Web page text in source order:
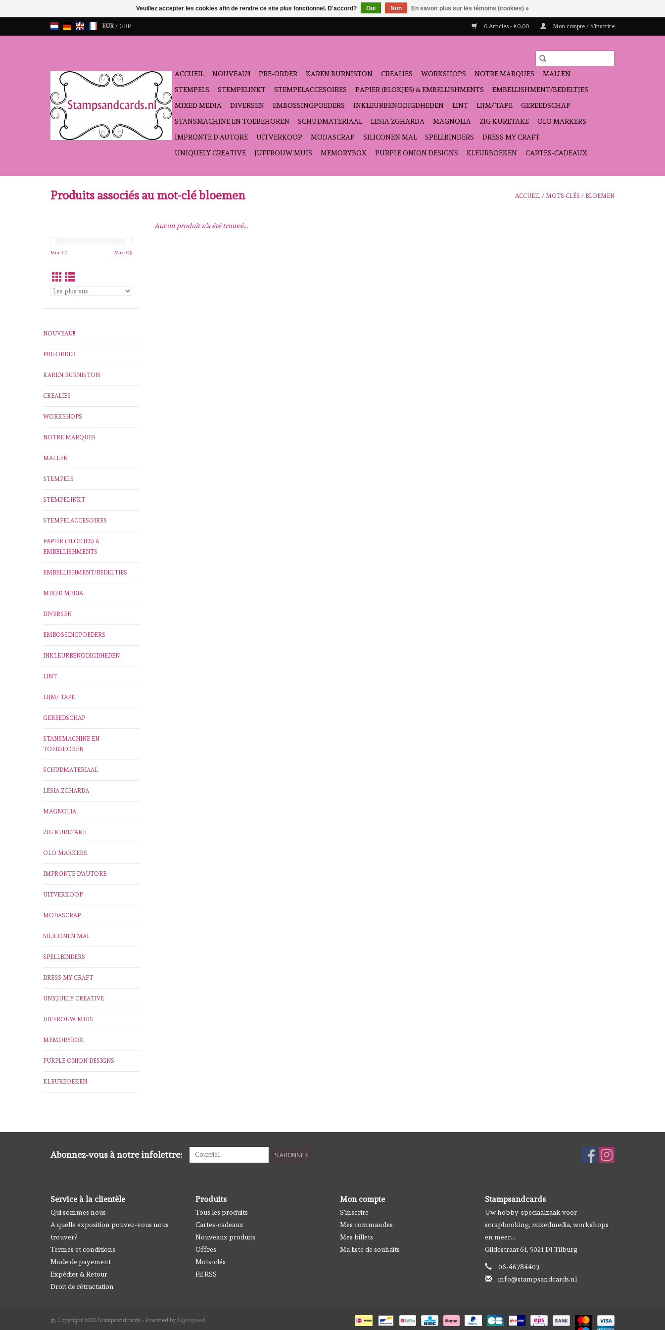
EUR/ GBP 0 Articles - €0,00 Mon compte / S'inscrire
ACCUEIL NOUVEAU!! PRE-ORDER KAREN BURNISTON CREALIES WORKSHOPS NOTRE MARQUES
MALLEN
STEMPELS
STEMPELINKT STEMPELACCESOIRES PAPIER (BLOKJES) & EMBELLISHMENTS
EMBELLISHMENT/BEDELTJES
MIXED MEDIA
DIVERSEN EMBOSSINGPOEDERS INKLEURBENODIGDHEDEN LINT LIJM/ TAPE
GEREEDSCHAP
STANSMACHINE EN TOEBEHOREN
SCHUDMATERIAAL LESIA ZGHARDA MAGNOLIA ZIG KURETAKE
OLO MARKERS
IMPRONTE D'AUTORE
UITVERKOOP MODASCRAP SILICONEN MAL SPELLBINDERS
DRESS MY CRAFT
UNIQUELY CREATIVE
JUFFROUW MUIS MEMORYBOX PURPLE ONION DESIGNS KLEURBOEKEN CARTES-CADEAUX
Produits associés au mot-clé bloemen ACCUEIL / MOTS-CLÉS / BLOEMEN
Min: €0 Max: €5
NOUVEAU!!
PRE-ORDER
KAREN BURNISTON
CREALIES
WORKSHOPS
NOTRE MARQUES
MALLEN
STEMPELS
STEMPELINKT
STEMPELACCESOIRES
PAPIER (BLOKJES) &
EMBELLISHMENTS
EMBELLISHMENT/BEDELTJES
MIXED MEDIA
DIVERSEN
EMBOSSINGPOEDERS
INKLEURBENODIGDHEDEN
LINT
LIJM/ TAPE
GEREEDSCHAP
STANSMACHINE EN
TOEBEHOREN
SCHUDMATERIAAL
LESIA ZGHARDA
MAGNOLIA
ZIG KURETAKE
OLO MARKERS
IMPRONTE D'AUTORE
UITVERKOOP
MODASCRAP
SILICONEN MAL
SPELLBINDERS
DRESS MY CRAFT
UNIQUELY CREATIVE
JUFFROUW MUIS
MEMORYBOX
PURPLE ONION DESIGNS
KLEURBOEKEN
Aucun produit n'a été trouvé...
Abonnez-vous à notre infolettre: S'ABONNER
Service à la clientèle
Qui sommes nous
A quelle exposition pouvez-vous nous
trouver?
Termes et conditions
Mode de payement
Expédier & Retour
Droit de rétractation
Produits
Tous les produits
Cartes-cadeaux
Nouveaux produits
Offres
Mots-clés
Fil RSS
Mon compte
S'inscrire
Mes commandes
Mes billets
Ma liste de souhaits
Stampsandcards
Uw hobby-speciaalzaak voor
scrapbooking, mixedmedia, workshops
en meer...
Gildestraat 61, 5021 DJ Tilburg
06-46784403
info@stampsandcards.nl
© Copyright 2026 Stampsandcards - Powered by Lightspeed
Veuillez accepter les cookies afin de rendre ce site plus fonctionnel. D'accord? Oui Non En savoir plus sur les témoins (cookies) »